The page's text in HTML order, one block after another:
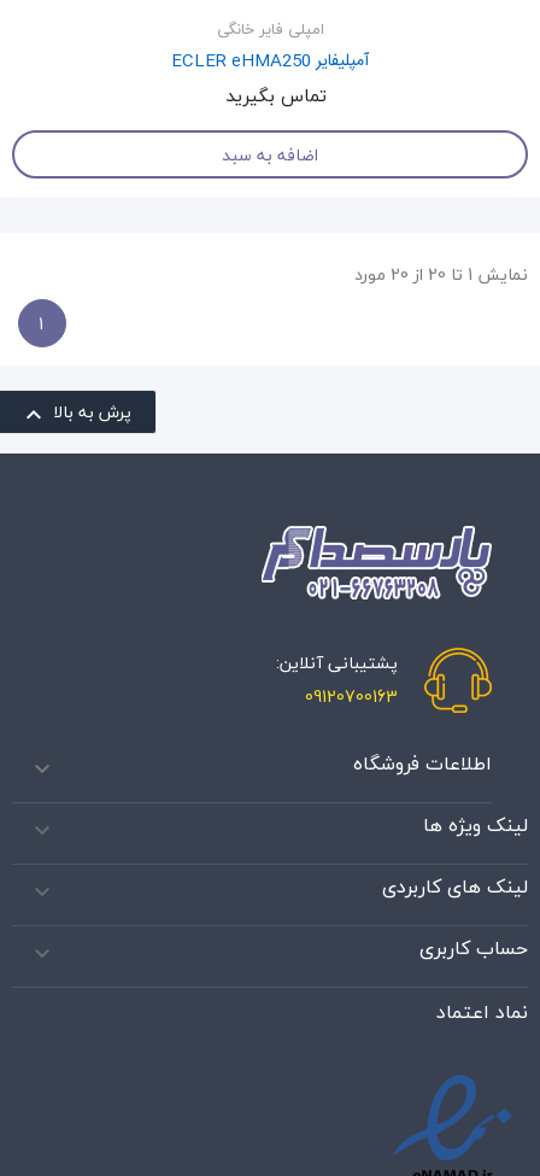
امپلی فایر خانگی
آمپلیفایر ECLER eHMA250
تماس بگیرید
اضافه به سبد
نمایش 1 تا 20 از 20 مورد
1
پرش به بالا 
پشتیبانی آنلاین:
09120700163
اطلاعات فروشگاه 
لینک ویژه ها 
لینک های کاربردی 
حساب کاربری 
نماد اعتماد